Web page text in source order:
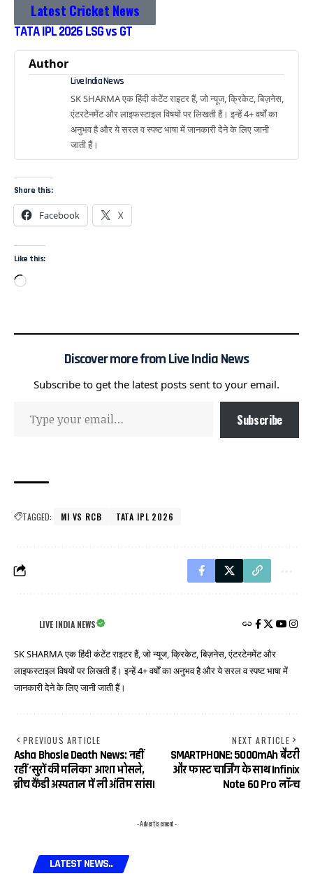
Latest Cricket News
TATA IPL 2026 LSG vs GT
Author
Live India News
SK SHARMA एक हिंदी कंटेंट राइटर हैं, जो न्यूज, क्रिकेट, बिज़नेस,
एंटरटेनमेंट और लाइफस्टाइल विषयों पर लिखती हैं। इन्हें 4+ वर्षों का
अनुभव है और ये सरल व स्पष्ट भाषा में जानकारी देने के लिए जानी
जाती हैं।
Share this:
Facebook X
Like this:
Discover more from Live India News
Subscribe to get the latest posts sent to your email.
Subscribe
TAGGED: MI VS RCB TATA IPL 2026
LIVE INDIA NEWS
SK SHARMA एक हिंदी कंटेंट राइटर हैं, जो न्यूज, क्रिकेट, बिज़नेस, एंटरटेनमेंट और
लाइफस्टाइल विषयों पर लिखती हैं। इन्हें 4+ वर्षों का अनुभव है और ये सरल व स्पष्ट भाषा में
जानकारी देने के लिए जानी जाती हैं।
PREVIOUS ARTICLE
Asha Bhosle Death News: नहीं
रहीं ‘सुरों की मलिका’ आशा भोसले,
ब्रीच कैंडी अस्पताल में ली अंतिम सांस।
NEXT ARTICLE
SMARTPHONE: 5000mAh बैटरी
और फास्ट चार्जिंग के साथ Infinix
Note 60 Pro लॉन्च
- Advertisement -
LATEST NEWS..